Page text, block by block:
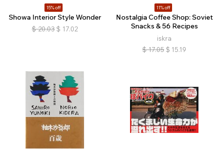
15% off
Showa Interior Style Wonder
$ 20.03 $ 17.02
11% off
Nostalgia Coffee Shop: Soviet
Snacks & 56 Recipes
iskra
$ 17.05 $ 15.19